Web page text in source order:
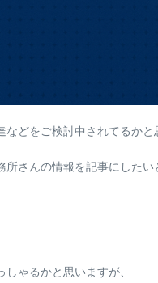
どをご検討中されてるかと
さんの情報を記事にしたい
ゃるかと思いますが、